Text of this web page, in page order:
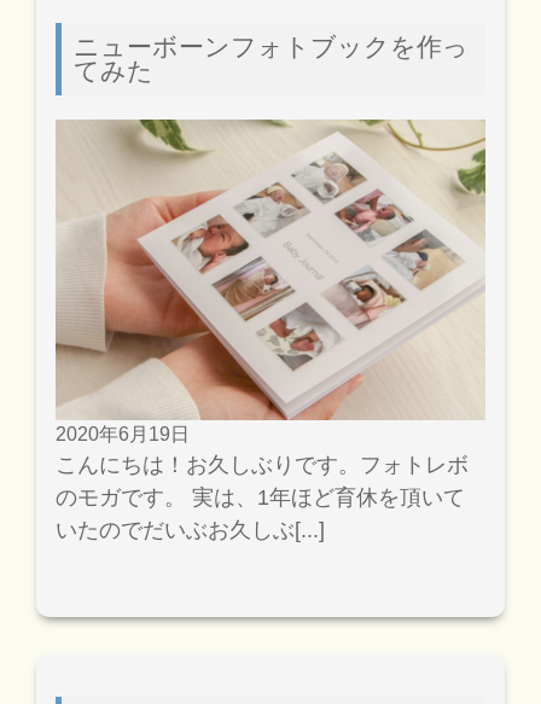
ニューボーンフォトブックを作っ
てみた
2020年6月19日
こんにちは！お久しぶりです。フォトレボ
のモガです。 実は、1年ほど育休を頂いて
いたのでだいぶお久しぶ[...]